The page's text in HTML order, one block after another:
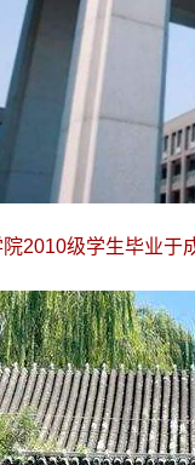
2010级学生毕业于